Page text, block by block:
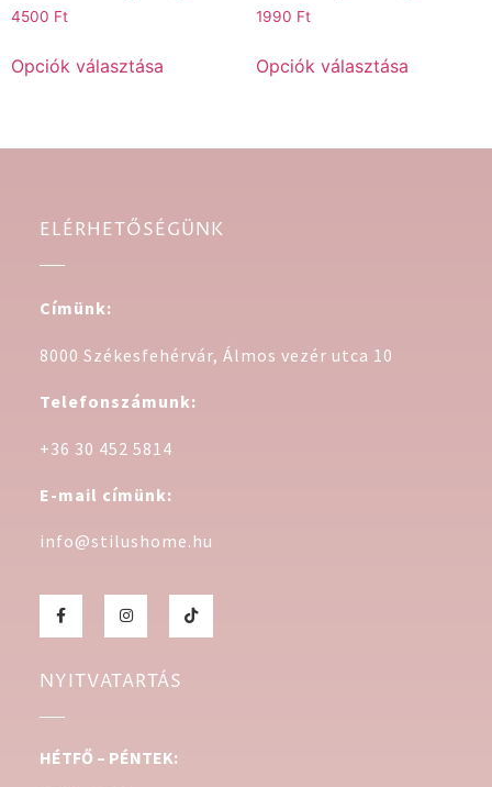
4500 Ft
Opciók választása
1990 Ft
Opciók választása
ELÉRHETŐSÉGÜNK
Címünk:
8000 Székesfehérvár, Álmos vezér utca 10
Telefonszámunk:
+36 30 452 5814
E-mail címünk:
info@stilushome.hu
NYITVATARTÁS
HÉTFŐ – PÉNTEK: